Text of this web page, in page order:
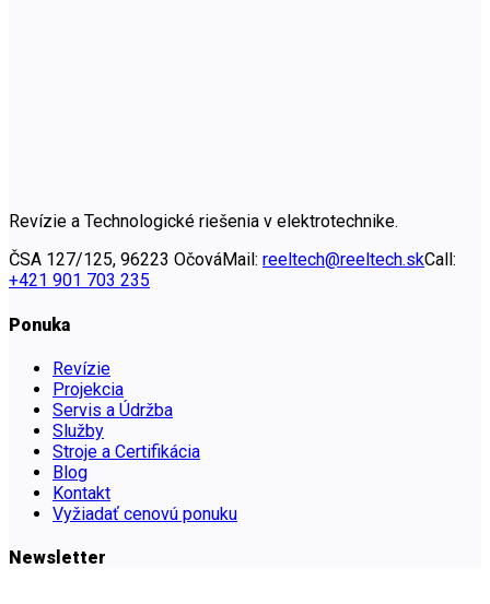
Revízie a Technologické riešenia v elektrotechnike.
ČSA 127/125, 96223 OčováMail: reeltech@reeltech.skCall:
+421 901 703 235
Ponuka
Revízie
Projekcia
Servis a Údržba
Služby
Stroje a Certifikácia
Blog
Kontakt
Vyžiadať cenovú ponuku
Newsletter